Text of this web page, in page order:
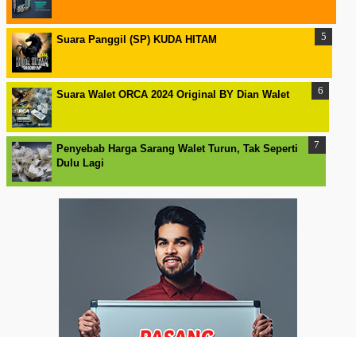
Suara Panggil (SP) KUDA HITAM
Suara Walet ORCA 2024 Original BY Dian Walet
Penyebab Harga Sarang Walet Turun, Tak Seperti
Dulu Lagi